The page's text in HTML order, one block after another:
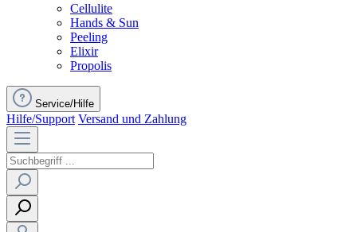
Cellulite
Hands & Sun
Peeling
Elixir
Propolis
Service/Hilfe
Hilfe/Support Versand und Zahlung